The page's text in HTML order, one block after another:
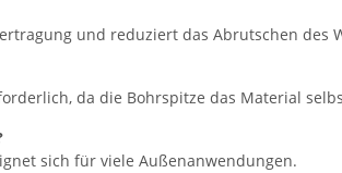
und reduziert das Abrutschen des
da die Bohrspitze das Material
sich für viele Außenanwendungen.